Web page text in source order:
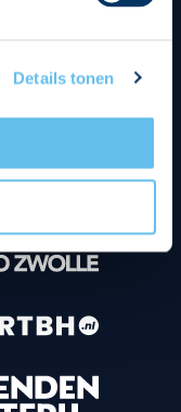
Details tonen